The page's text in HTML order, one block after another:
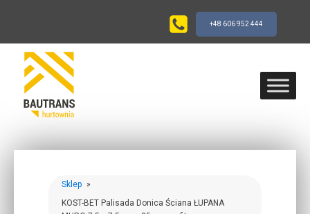
+48 606 952 444
Sklep »
KOST-BET Palisada Donica Ściana ŁUPANA